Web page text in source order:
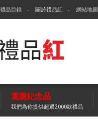
禮品目錄 關於禮品紅 網站地圖
選購紀念品
我們為你提供超過2000款禮品